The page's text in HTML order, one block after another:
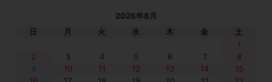
2026年8月
日
月 火 水 木 金
土
1
2
3 4 5 6 7
8
9
10 11 12 13 14
15